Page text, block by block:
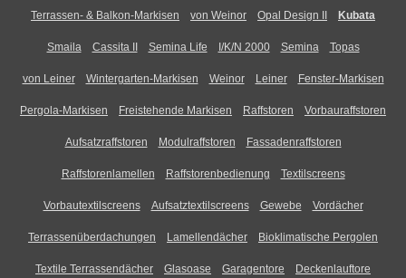
Terrassen- & Balkon-Markisen von Weinor Opal Design II Kubata
Smaila Cassita II Semina Life I/K/N 2000 Semina Topas
von Leiner Wintergarten-Markisen Weinor Leiner Fenster-Markisen
Pergola-Markisen Freistehende Markisen Raffstoren Vorbauraffstoren
Aufsatzraffstoren Modulraffstoren Fassadenraffstoren
Raffstorenlamellen Raffstorenbedienung Textilscreens
Vorbautextilscreens Aufsatztextilscreens Gewebe Vordächer
Terrassenüberdachungen Lamellendächer Bioklimatische Pergolen
Textile Terrassendächer Glasoase Garagentore Deckenlauftore